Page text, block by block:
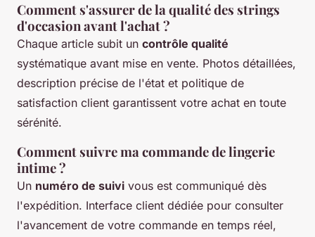
Comment s'assurer de la qualité des strings
d'occasion avant l'achat ?
Chaque article subit un contrôle qualité
systématique avant mise en vente. Photos détaillées,
description précise de l'état et politique de
satisfaction client garantissent votre achat en toute
sérénité.
Comment suivre ma commande de lingerie
intime ?
Un numéro de suivi vous est communiqué dès
l'expédition. Interface client dédiée pour consulter
l'avancement de votre commande en temps réel,